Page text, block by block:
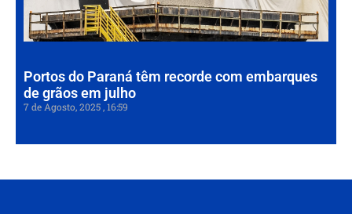
Portos do Paraná têm recorde com embarques
de grãos em julho
7 de Agosto, 2025 16:59